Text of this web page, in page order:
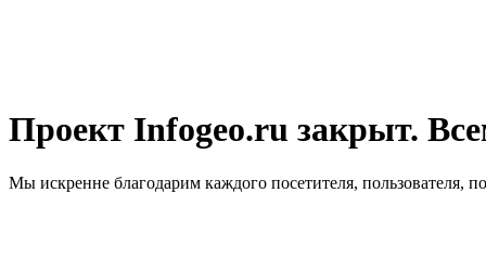
Проект Infogeo.ru закрыт.
Мы искренне благодарим каждого посетителя, пользователя,